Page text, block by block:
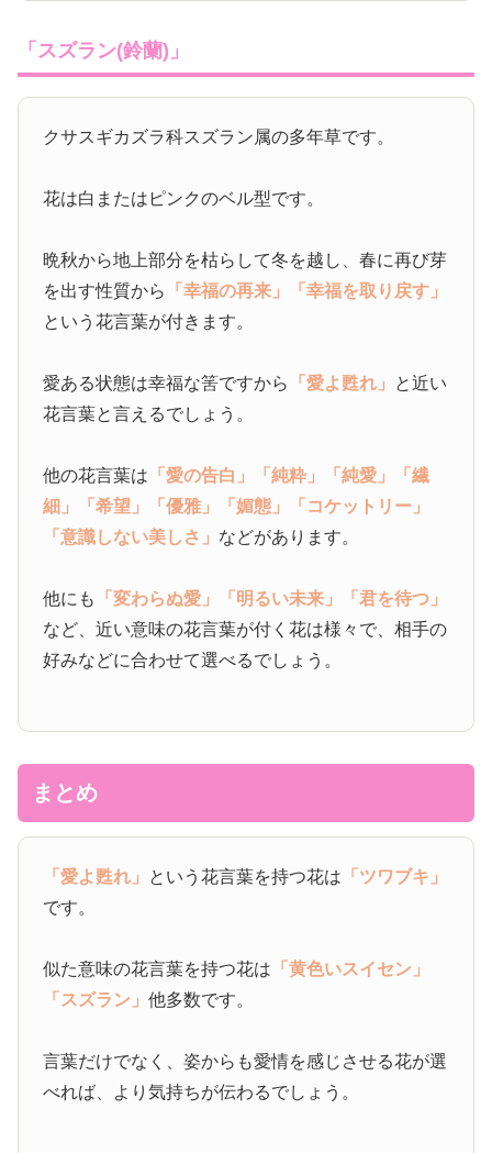
「スズラン(鈴蘭)」
クサスギカズラ科スズラン属の多年草です。
花は白またはピンクのベル型です。
晩秋から地上部分を枯らして冬を越し、春に再び芽
を出す性質から
「幸福の再来」
「幸福を取り戻す」
という花言葉が付きます。
愛ある状態は幸福な筈ですから 「愛よ甦れ」 と近い
花言葉と言えるでしょう。
他の花言葉は 「愛の告白」 「純粋」 「純愛」
「繊
細」
「希望」 「優雅」 「媚態」
「コケットリー」
「意識しない美しさ」 などがあります。
他にも 「変わらぬ愛」 「明るい未来」
「君を待つ」
など、近い意味の花言葉が付く花は様々で、相手の
好みなどに合わせて選べるでしょう。
まとめ
「愛よ甦れ」 という花言葉を持つ花は 「ツワブキ」
です。
似た意味の花言葉を持つ花は 「黄色いスイセン」
「スズラン」他多数です。
言葉だけでなく、姿からも愛情を感じさせる花が選
べれば、より気持ちが伝わるでしょう。